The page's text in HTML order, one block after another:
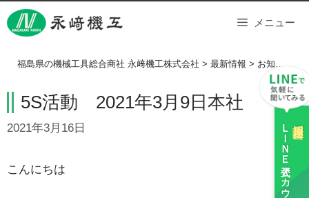
Skip
to
ＬＩＮＥ
メニュー
福島県の機械工具総合商社 永﨑機工株式会社 > 最新情報 > お知らせ >
5S活動 2021年3月9日本社
2021年3月16日
こんにちは